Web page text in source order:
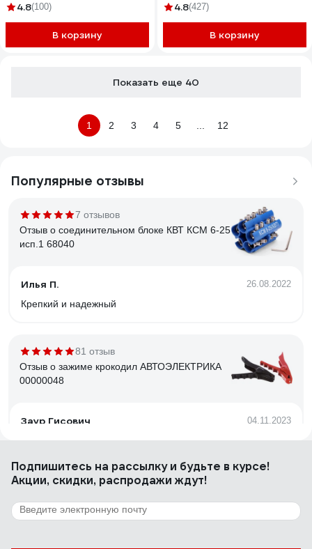
4.8(100)
В корзину
4.8(427)
В корзину
Показать еще 40
1 2 3 4 5 12
Популярные отзывы
7 отзывов
Отзыв о соединительном блоке КВТ КСМ 6-25
исп.1 68040
Илья П. 26.08.2022
Крепкий и надежный
81 отзыв
Отзыв о зажиме крокодил АВТОЭЛЕКТРИКА
00000048
Заур Гисович 04.11.2023
Полная изоляция. Медная пластина. Жесткая пружина.
27 отзывов
Отзыв об ответвительном сжиме ПЭМИ
Подпишитесь на рассылкуи будьте в курсе!
Акции, скидки, распродажи ждут!